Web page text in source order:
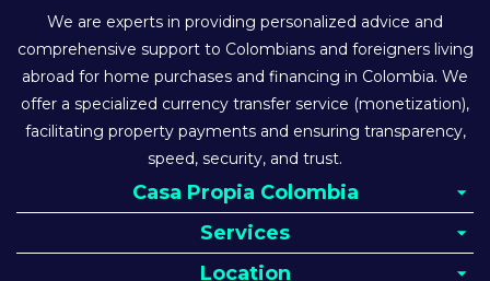
Casa Propia Colombia
Services
Location
We are experts in providing personalized advice and
comprehensive support to Colombians and foreigners living
abroad for home purchases and financing in Colombia. We
offer a specialized currency transfer service (monetization),
facilitating property payments and ensuring transparency,
speed, security, and trust.